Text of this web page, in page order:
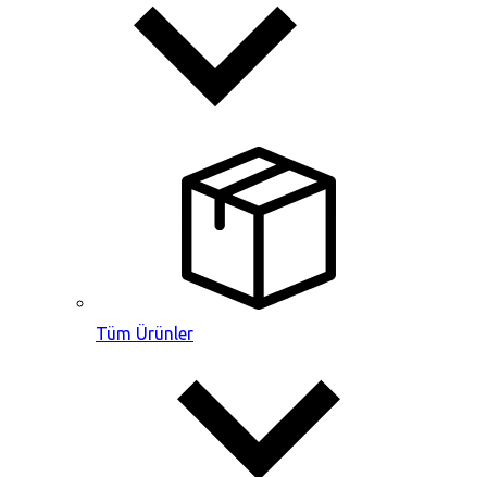
Tüm Ürünler